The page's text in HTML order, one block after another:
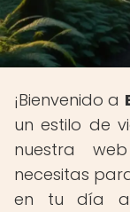
¡Bienvenido a
un estilo de
nuestra
necesitas
en tu día a